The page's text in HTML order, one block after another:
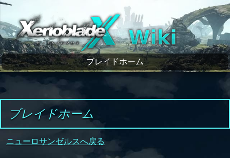
ゼノブレイドクロス wiki
ブレイドホーム
ブレイドホーム
ニューロサンゼルスへ戻る